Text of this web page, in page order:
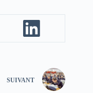
SUIVANT